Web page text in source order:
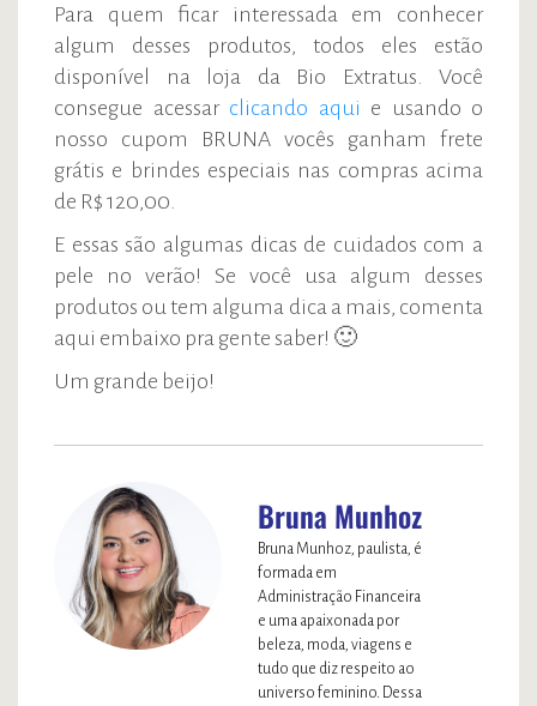
Para quem ficar interessada em conhecer
algum desses produtos, todos eles estão
disponível na loja da Bio Extratus. Você
consegue acessar clicando aqui e usando o
nosso cupom BRUNA vocês ganham frete
grátis e brindes especiais nas compras acima
de R$ 120,00.
E essas são algumas dicas de cuidados com a
pele no verão! Se você usa algum desses
produtos ou tem alguma dica a mais, comenta
aqui embaixo pra gente saber! 🙂
Um grande beijo!
Bruna Munhoz
Bruna Munhoz, paulista, é
formada em
Administração Financeira
e uma apaixonada por
beleza, moda, viagens e
tudo que diz respeito ao
universo feminino. Dessa